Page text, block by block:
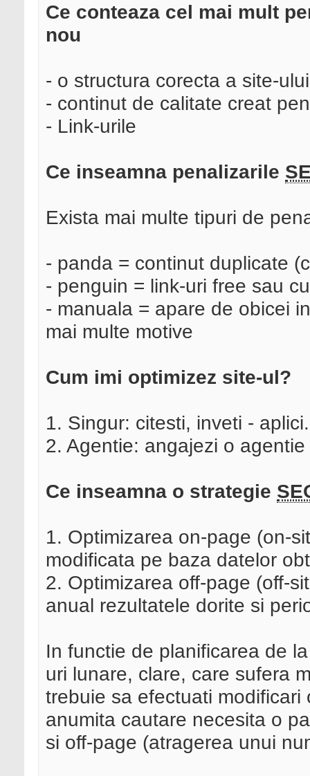
Ce conteaza cel mai mult
nou
- o structura corecta a site-ului
- continut de calitate creat
- Link-urile
Ce inseamna penalizarile
Exista mai multe tipuri de
- panda = continut duplicate
- penguin = link-uri free sau
- manuala = apare de obicei
mai multe motive
Cum imi optimizez site-ul?
1. Singur: citesti, inveti - aplici.
2. Agentie: angajezi o agentie
Ce inseamna o strategie
1. Optimizarea on-page (on-
modificata pe baza datelor
2. Optimizarea off-page (off-
anual rezultatele dorite si
In functie de planificarea de
uri lunare, clare, care sufera
trebuie sa efectuati
anumita cautare necesita o
si off-page (atragerea unui